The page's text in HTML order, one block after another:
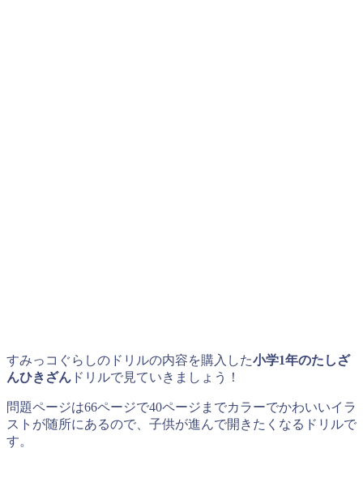
すみっコぐらしのドリルの内容を購入した小学1年のたしざ
んひきざん ドリルで見ていきましょう！
問題ページは66ページで40ページまでカラーでかわいいイラ
ストが随所にあるので、子供が進んで開きたくなるドリルで
す。